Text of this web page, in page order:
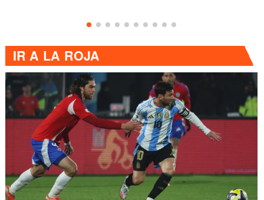
IR A LA ROJA